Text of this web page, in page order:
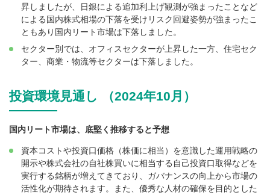
昇しましたが、日銀による追加利上げ観測が強まったことなど
による国内株式相場の下落を受けリスク回避姿勢が強まったこ
ともあり国内リート市場は下落しました。
セクター別では、オフィスセクターが上昇した一方、住宅セク
ター、商業・物流等セクターは下落しました。
投資環境見通し （2024年10月）
国内リート市場は、底堅く推移すると予想
資本コストや投資口価格（株価に相当）を意識した運用戦略の
開示や株式会社の自社株買いに相当する自己投資口取得などを
実行する銘柄が増えてきており、ガバナンスの向上から市場の
活性化が期待されます。また、優秀な人材の確保を目的とした